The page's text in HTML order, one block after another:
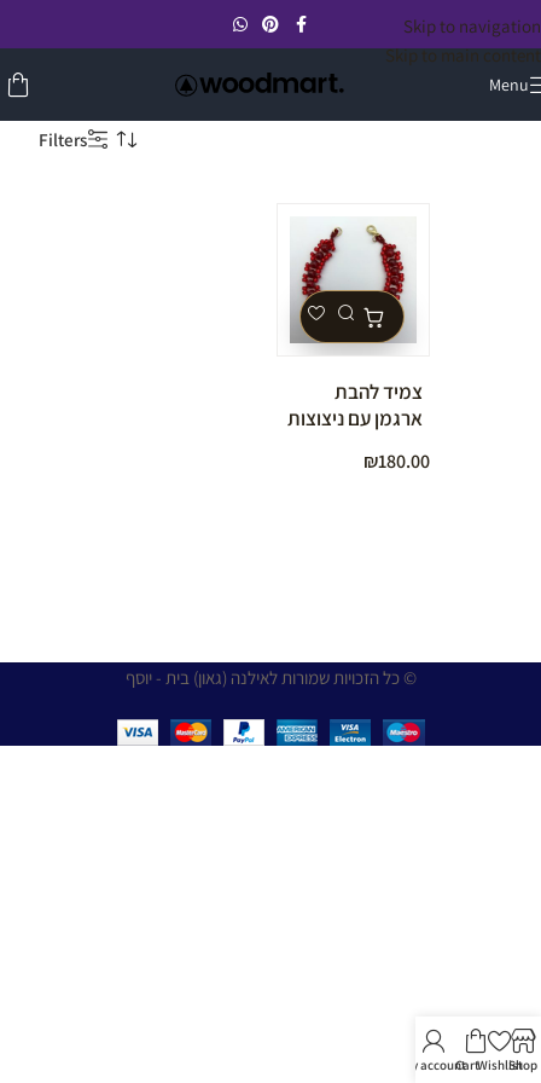
Skip to navigation
Skip to main content
Menu
Filters
צמיד להבת
ארגמן עם ניצוצות
סוורובסקי
₪180.00
© כל הזכויות שמורות לאילנה (גאון) בית - יוסף
Shop
Wishlist
Cart
My account